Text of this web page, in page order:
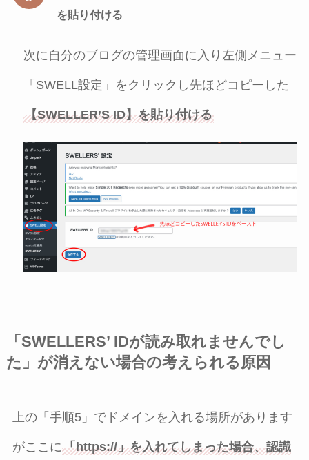
を貼り付ける
次に自分のブログの管理画面に入り左側メニュー
「SWELL設定」をクリックし先ほどコピーした
【SWELLER’S ID】を貼り付ける
「SWELLERS’ IDが読み取れませんでし
た」が消えない場合の考えられる原因
上の「手順5」でドメインを入れる場所があります
がここに「https://」を入れてしまった場合、認識